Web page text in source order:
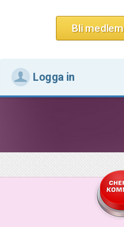
Bli medlem
Logga in